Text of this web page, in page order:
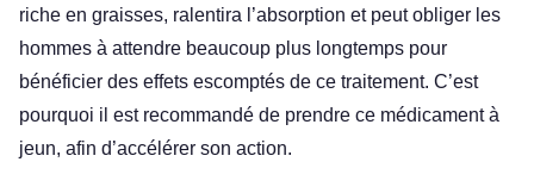
riche en graisses, ralentira l’absorption et peut obliger les
hommes à attendre beaucoup plus longtemps pour
bénéficier des effets escomptés de ce traitement. C’est
pourquoi il est recommandé de prendre ce médicament à
jeun, afin d’accélérer son action.